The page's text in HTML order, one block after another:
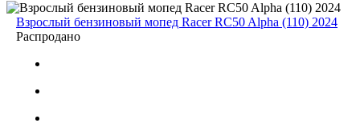
Взрослый бензиновый мопед Racer RC50 Alpha (110) 2024
Распродано